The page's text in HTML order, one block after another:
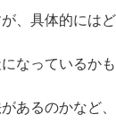
、具体的には
なっているか
あるのかなど